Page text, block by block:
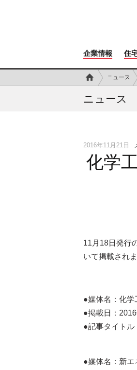
企業情報 住
ニュース
ニュース
2016年11月21日
化学
11月18日発行
いて掲載されま
●媒体名：化学
●掲載日：
●記事タイトル
●媒体名：新エ